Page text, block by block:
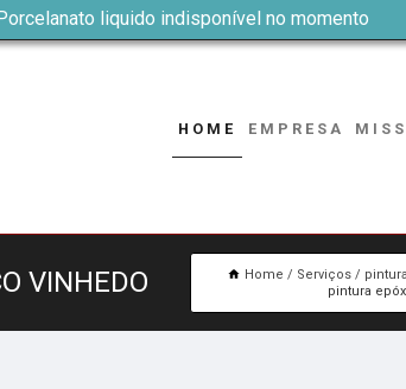
liquido indisponível no momento
HOME EMPRESA
VINHEDO Home Serviços
pintura